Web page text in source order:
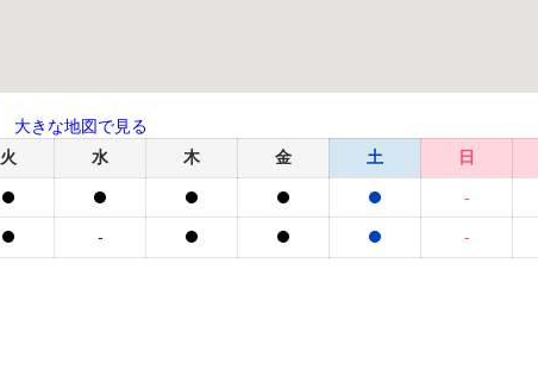
大きな地図で見る
火 水 木 金 土 日
-
- -